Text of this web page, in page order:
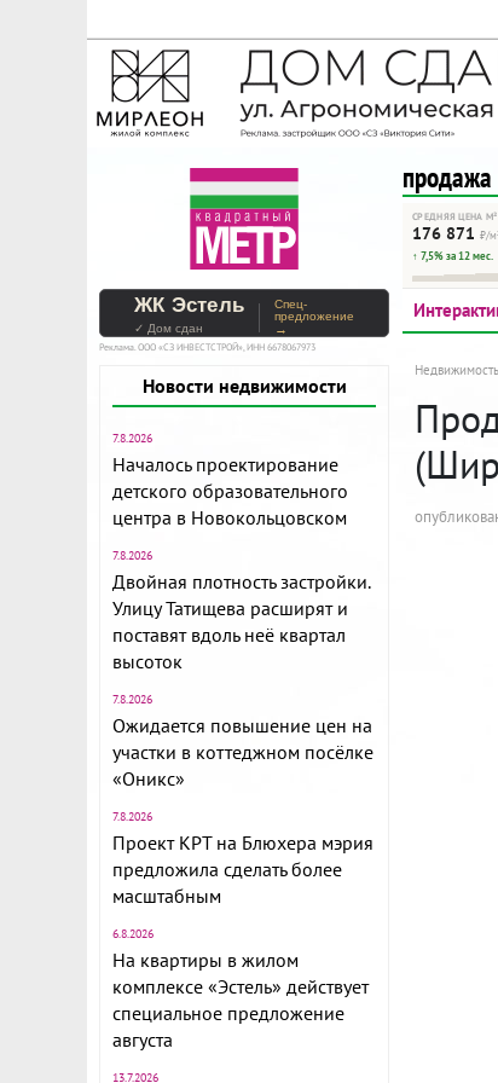
На Метре реклама -
Помогайте
продажа
СРЕДНЯЯ ЦЕНА
176 871 ₽/
↑ 7,5% за 12 мес.
ЖК Эстель
✓ Дом сдан
Спец-
предложение
→
Реклама. ООО «СЗ ИНВЕСТСТРОЙ», ИНН 6678067973
Новости недвижимости
7.8.2026
Началось проектирование
детского образовательного
центра в Новокольцовском
7.8.2026
Двойная плотность застройки.
Улицу Татищева расширят и
поставят вдоль неё квартал
высоток
7.8.2026
Ожидается повышение цен на
участки в коттеджном посёлке
«Оникс»
7.8.2026
Проект КРТ на Блюхера мэрия
предложила сделать более
масштабным
6.8.2026
На квартиры в жилом
комплексе «Эстель» действует
специальное предложение
августа
13.7.2026